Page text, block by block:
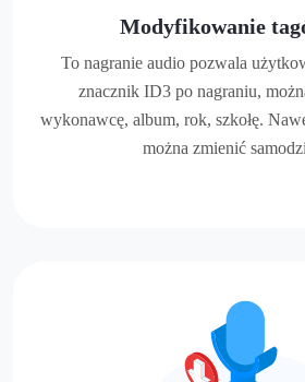
Modyfikowanie
To nagranie audio pozwala
znacznik ID3 po nagraniu,
wykonawcę, album, rok, szkołę.
można zmienić